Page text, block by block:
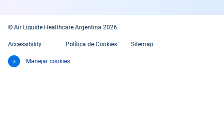
© Air Liquide Healthcare Argentina 2026
Accessibility Política de Cookies Sitemap
Manejar cookies